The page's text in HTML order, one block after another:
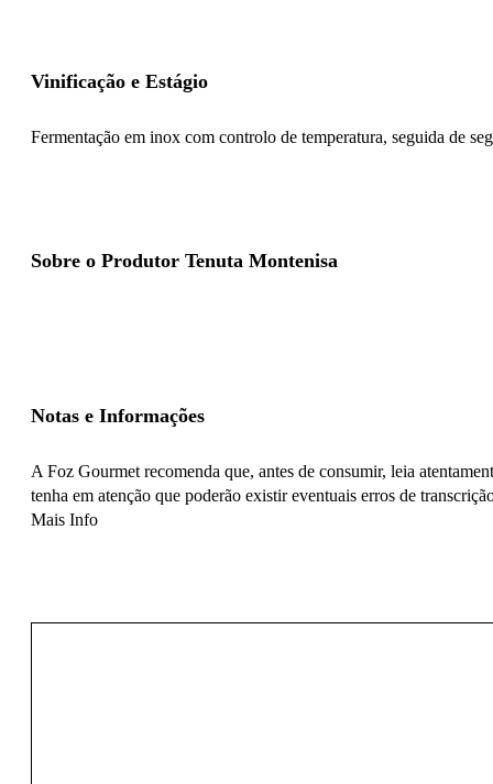
Vinificação e Estágio
Fermentação em inox com controlo de temperatura, seguida de
Sobre o Produtor Tenuta Montenisa
Notas e Informações
A Foz Gourmet recomenda que, antes de consumir, leia
tenha em atenção que poderão existir eventuais erros de
Mais Info